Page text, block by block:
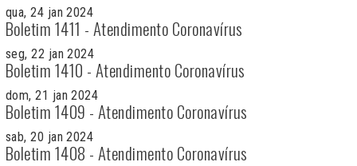
qua, 24 jan 2024
Boletim 1411 - Atendimento Coronavírus
seg, 22 jan 2024
Boletim 1410 - Atendimento Coronavírus
dom, 21 jan 2024
Boletim 1409 - Atendimento Coronavírus
sab, 20 jan 2024
Boletim 1408 - Atendimento Coronavírus